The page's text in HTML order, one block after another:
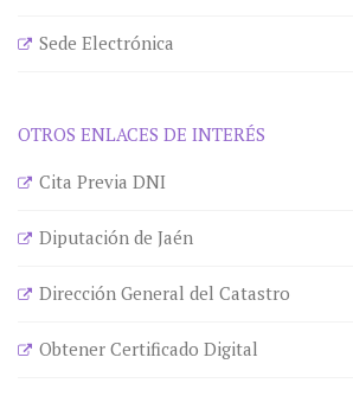
Sede Electrónica
OTROS ENLACES DE INTERÉS
Cita Previa DNI
Diputación de Jaén
Dirección General del Catastro
Obtener Certificado Digital